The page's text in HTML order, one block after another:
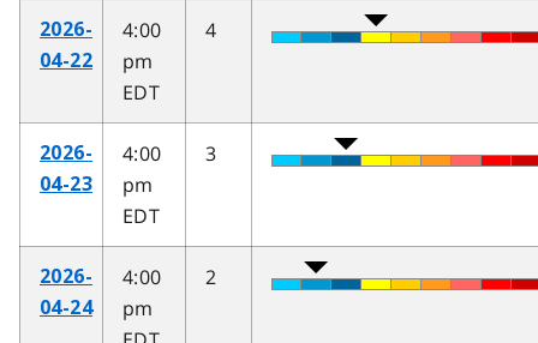
2026-
04-22
4:00
pm
EDT
4
2026-
04-23
4:00
pm
EDT
3
2026-
04-24
4:00
pm
2